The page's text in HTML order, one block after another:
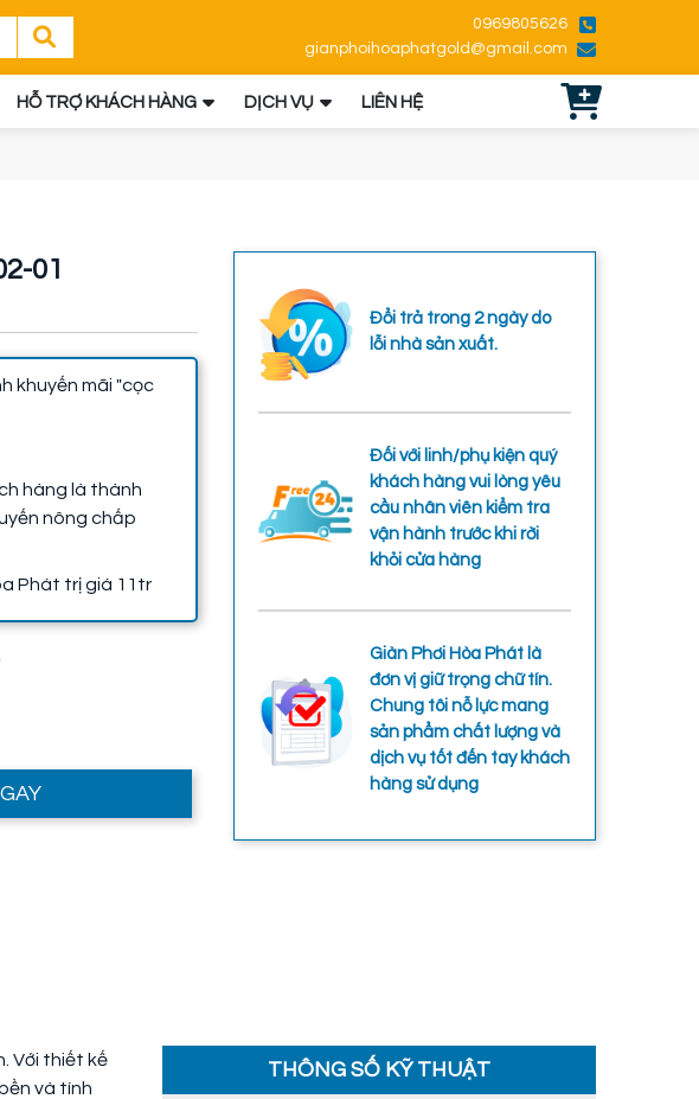
0969805626
gianphoihoaphatgold@gmail.com
HỖ TRỢ KHÁCH HÀNG DỊCH VỤ LIÊN HỆ
01
khuyến mãi "cọc
hàng là thành
nông chấp
Phát trị giá 11tr
Đổi trả trong 2 ngày do
lỗi nhà sản xuất.
Đối với linh/phụ kiện quý
khách hàng vui lòng yêu
cầu nhân viên kiểm tra
vận hành trước khi rời
khỏi cửa hàng
Giàn Phơi Hòa Phát là
đơn vị giữ trọng chữ tín.
Chung tôi nỗ lực mang
sản phẩm chất lượng và
dịch vụ tốt đến tay khách
hàng sử dụng
Với thiết kế
và tính
THÔNG SỐ KỸ THUẬT